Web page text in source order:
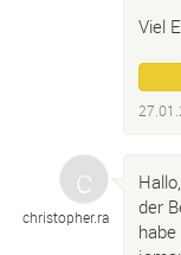
Viel
christopher.ra
Hallo,
der